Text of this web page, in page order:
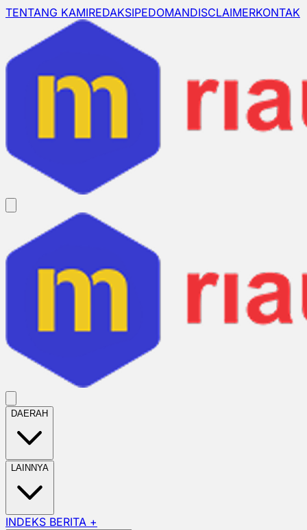
TENTANG KAMIREDAKSIPEDOMANDISCLAIMERKONTAK
DAERAH
LAINNYA
INDEKS BERITA +